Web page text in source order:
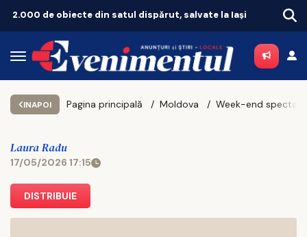
la Iași
INAPOI Pagina principală Moldova
Laura Radu
17/05/2026 17:15
DISTRIBUIE